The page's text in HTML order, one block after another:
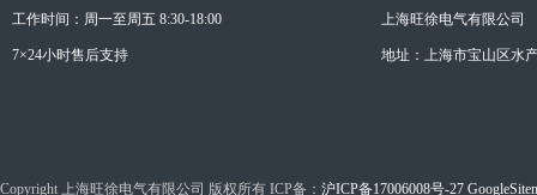
工作时间：周一至周五 8:30-18:00
7×24小时售后支持
上海旺徐电气有限公司
地址：上海市宝山区水
Copyright 上海旺徐电气有限公司 版权所有 ICP备： 沪ICP备17006008号-27